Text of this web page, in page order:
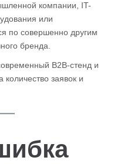
компании, IT-
или
по совершенно другим
бренда.
B2B-стенд и
заявок и